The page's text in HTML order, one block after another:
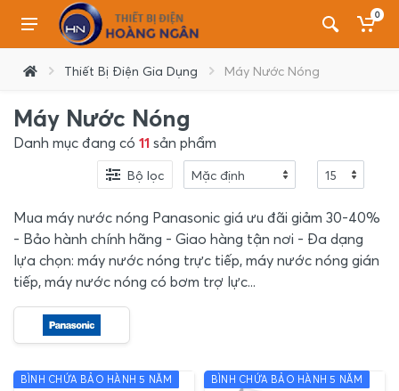
0
Thiết Bị Điện Gia Dụng Máy Nước Nóng
Máy Nước Nóng
Danh mục đang có 11 sản phẩm
Bộ lọc
Mua máy nước nóng Panasonic giá ưu đãi giảm 30-40%
- Bảo hành chính hãng - Giao hàng tận nơi - Đa dạng
lựa chọn: máy nước nóng trực tiếp, máy nước nóng gián
tiếp, máy nước nóng có bơm trợ lực...
BÌNH CHỨA BẢO HÀNH 5 NĂM BÌNH CHỨA BẢO HÀNH 5 NĂM